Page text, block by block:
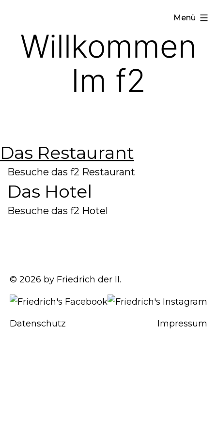
springen
Menü
Willkommen
Im f2
Das Restaurant
Besuche das f2 Restaurant
Das Hotel
Besuche das f2 Hotel
© 2026 by Friedrich der II.
Datenschutz Impressum